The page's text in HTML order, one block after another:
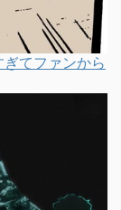
ぎてファンから